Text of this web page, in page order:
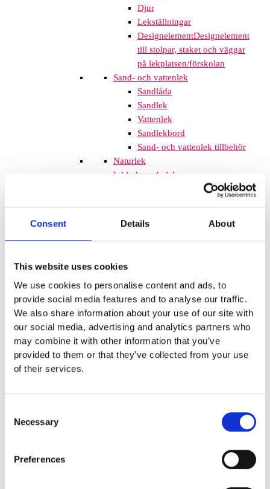
Consent Details About
This website uses cookies
We use cookies to personalise content and ads, to
provide social media features and to analyse our traffic.
We also share information about your use of our site with
our social media, advertising and analytics partners who
may combine it with other information that you’ve
provided to them or that they’ve collected from your use
of their services.
Selection
Necessary
Preferences
Djur
Lekställningar
DesignelementDesignelement
till stolpar, staket och väggar
på lekplatsen/förskolan
Sand- och vattenlek
Sandlåda
Sandlek
Vattenlek
Sandlekbord
Sand- och vattenlek tillbehör
Naturlek
Inkluderande lek
Svanenmärkta produkter
Övrigt
TrampolinTrampolinerna är
gör att barnen kan hoppa högt. Att
komplettera lekplatsen med
trampoliner blir ett spännande inslag
som de flesta barnen uppskattar. De
tar inte mycket plats och de fälls ner
i marken så de kan med fördel
monteras mellan lekplatsutrustning
FALLSKYDD & UNDERLAG
Euroflex fallskyddsmatta 30
Euroflex fallskyddsmatta 40